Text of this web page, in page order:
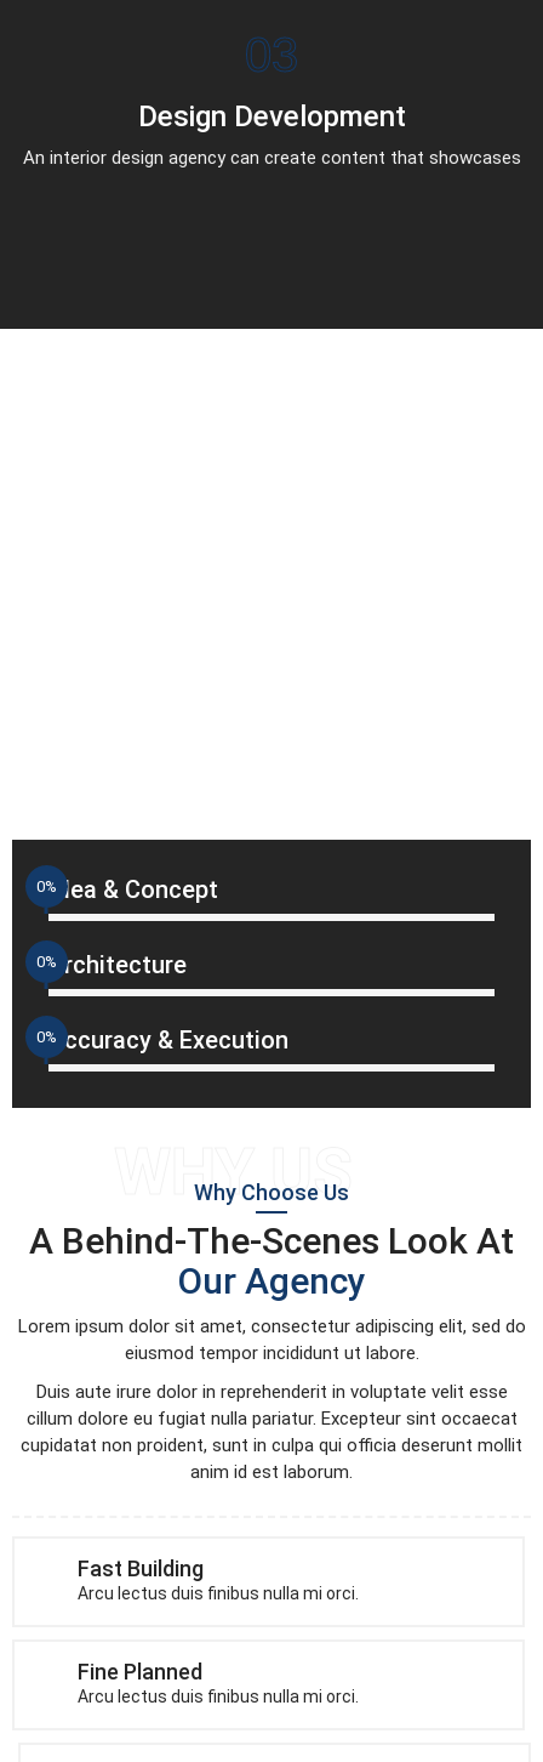
03
Design Development
An interior design agency can create content that showcases
Idea & Concept
0%
Architecture
0%
Accuracy & Execution
0%
WHY US
Why Choose Us
A Behind-The-Scenes Look At
Our Agency
Lorem ipsum dolor sit amet, consectetur adipiscing elit, sed do
eiusmod tempor incididunt ut labore.
Duis aute irure dolor in reprehenderit in voluptate velit esse
cillum dolore eu fugiat nulla pariatur. Excepteur sint occaecat
cupidatat non proident, sunt in culpa qui officia deserunt mollit
anim id est laborum.
Fast Building
Arcu lectus duis finibus nulla mi orci.
Fine Planned
Arcu lectus duis finibus nulla mi orci.